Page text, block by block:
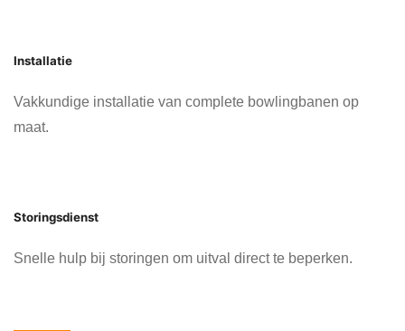
Installatie
Vakkundige installatie van complete bowlingbanen op
maat.
Storingsdienst
Snelle hulp bij storingen om uitval direct te beperken.